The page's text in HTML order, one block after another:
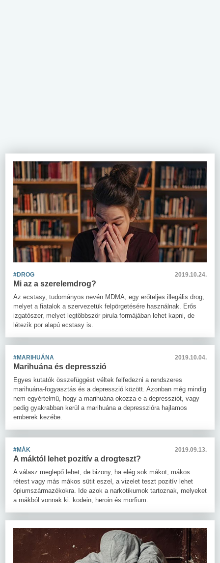
#DROG 2019.10.24.
Mi az a szerelemdrog?
Az ecstasy, tudományos nevén MDMA, egy erőteljes illegális drog,
melyet a fiatalok a szervezetük felpörgetésére használnak. Erős
izgatószer, melyet legtöbbször pirula formájában lehet kapni, de
létezik por alapú ecstasy is.
#MARIHUÁNA 2019.10.04.
Marihuána és depresszió
Egyes kutatók összefüggést véltek felfedezni a rendszeres
marihuána-fogyasztás és a depresszió között. Azonban még mindig
nem egyértelmű, hogy a marihuána okozza-e a depressziót, vagy
pedig gyakrabban kerül a marihuána a depresszióra hajlamos
emberek kezébe.
#MÁK 2019.09.13.
A máktól lehet pozitív a drogteszt?
A válasz meglepő lehet, de bizony, ha elég sok mákot, mákos
rétest vagy más mákos sütit eszel, a vizelet teszt pozitív lehet
ópiumszármazékokra. Ide azok a narkotikumok tartoznak, melyeket
a mákból vonnak ki: kodein, heroin és morfium.